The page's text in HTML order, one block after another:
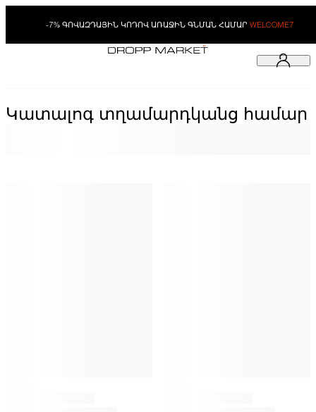
-7% ԳՈՎԱԶԴԱՅԻՆ ԿՈԴՈՎ ԱՌԱՋԻՆ ԳՆՄԱՆ ՀԱՄԱՐ WELCOME7
Կատալոգ տղամարդկանց համար